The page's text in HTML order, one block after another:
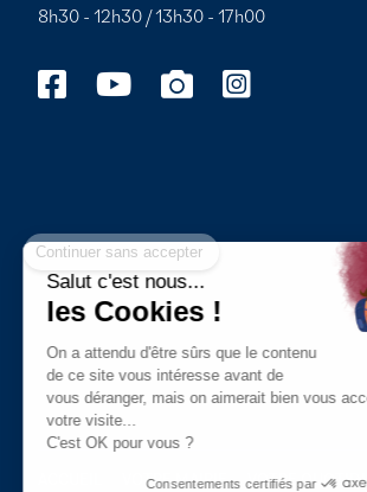
8h30 - 12h30 / 13h30 - 17h00
VOTRE MAIRIE VOTRE
Salut c'est nous...
les Cookies !
On a attendu d'être sûrs que le contenu
de ce site vous intéresse avant de
vous déranger, mais on aimerait bien vous
votre visite...
C'est OK pour vous ?
Consentements certifiés par